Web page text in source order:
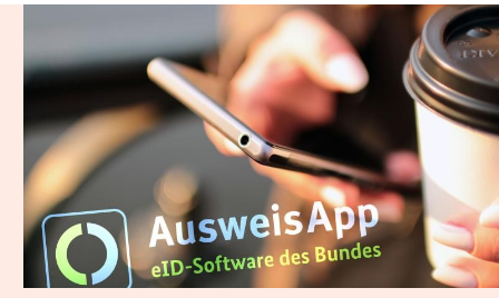
Digitaler Personalausweis
und AusweisApp 2.0
Mit Ihrem Online-Ausweis können Sie Ihre Identität bei
digital beantragbaren Leistungen gegenüber Behörden
oder Unternehmen sicher nachweisen. Ihre
Ausweiskarte ist dafür zusätzlich mit einem Chip
ausgestattet.